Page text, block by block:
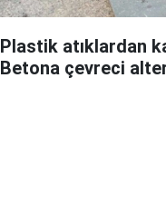
Plastik atıklardan
Betona çevreci